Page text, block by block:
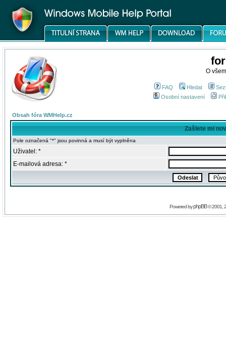
O
FAQ Hledat
Osobní nastavení
Obsah fóra WMHelp.cz
Zašlete mi
Pole označená "*" jsou povinná a musí být vyplněna
Uživatel: *
E-mailová adresa: *
Powered byphpBB© 2001,